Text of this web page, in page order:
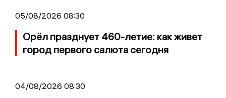
05/08/2026 08:30
Орёл празднует 460-летие: как живет
город первого салюта сегодня
04/08/2026 08:30